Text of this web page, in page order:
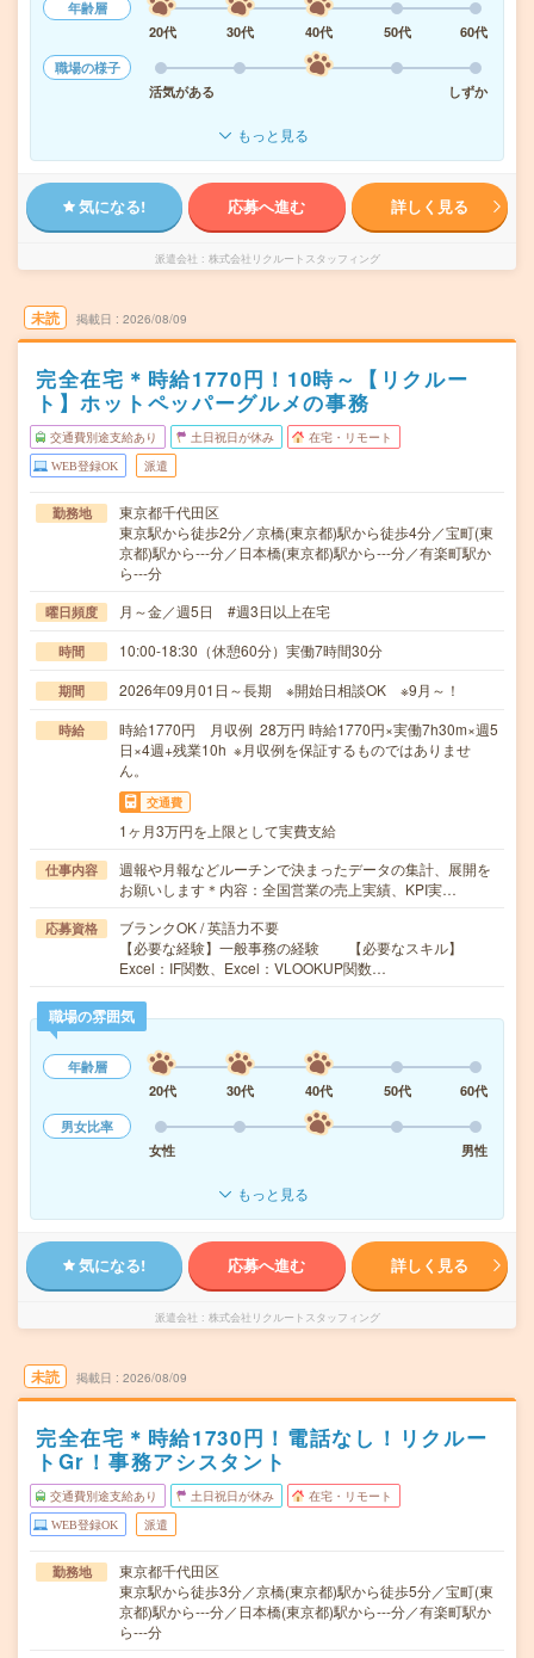
年齢層
20代
30代 40代 50代
60代
職場の様子
活気がある
しずか
もっと見る
気になる! 応募へ進む 詳しく見る
派遣会社 株式会社リクルートスタッフィング
未読 掲載日 2026/08/09
完全在宅＊時給1770円！10時～【リクルー
ト】ホットペッパーグルメの事務
交通費別途支給あり 土日祝日が休み 在宅・リモート
WEB登録OK 派遣
勤務地
東京都千代田区
東京駅から徒歩2分／京橋(東京都)駅から徒歩4分／宝町(東
京都)駅から---分／日本橋(東京都)駅から---分／有楽町駅か
ら---分
曜日頻度 月～金／週5日 #週3日以上在宅
時間 10:00-18:30（休憩60分）実働7時間30分
期間 2026年09月01日～長期 ※開始日相談OK ※9月～！
時給
時給1770円 月収例 28万円 時給1770円×実働7h30m×週5
日×4週+残業10h ※月収例を保証するものではありませ
ん。
交通費
1ヶ月3万円を上限として実費支給
仕事内容
週報や月報などルーチンで決まったデータの集計、展開を
お願いします＊内容：全国営業の売上実績、KPI実…
応募資格
ブランクOK / 英語力不要
【必要な経験】一般事務の経験 【必要なスキル】
Excel：IF関数、Excel：VLOOKUP関数…
職場の雰囲気
年齢層
20代
30代 40代 50代
60代
男女比率
女性
男性
もっと見る
気になる! 応募へ進む 詳しく見る
派遣会社 株式会社リクルートスタッフィング
未読 掲載日 2026/08/09
完全在宅＊時給1730円！電話なし！リクルー
トGr！事務アシスタント
交通費別途支給あり 土日祝日が休み 在宅・リモート
WEB登録OK 派遣
勤務地
東京都千代田区
東京駅から徒歩3分／京橋(東京都)駅から徒歩5分／宝町(東
京都)駅から---分／日本橋(東京都)駅から---分／有楽町駅か
ら---分